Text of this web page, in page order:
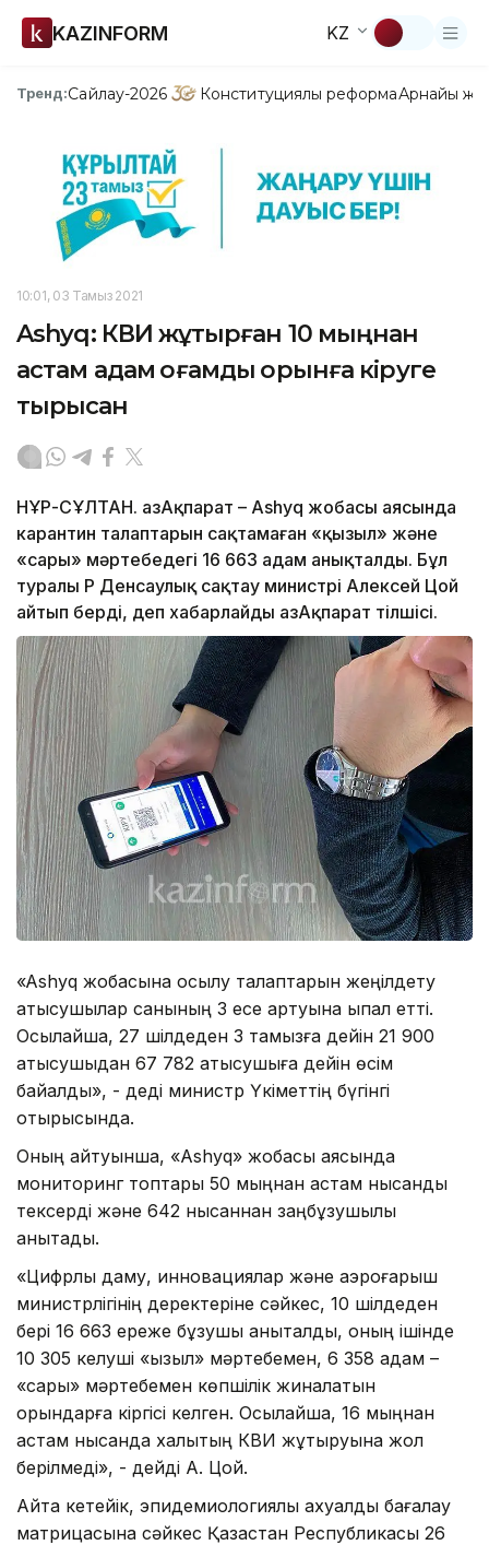
KAZINFORM KZ
Тренд:Сайлау-2026 Конституциялық реформаАрнайы
10:01, 03 Тамыз 2021
Ashyq: КВИ жұқтырған 10 мыңнан
астам адам қоғамдық орынға кіруге
тырысқан
НҰР-СҰЛТАН. ҚазАқпарат – Ashyq жобасы аясында
карантин талаптарын сақтамаған «қызыл» және
«сары» мәртебедегі 16 663 адам анықталды. Бұл
туралы ҚР Денсаулық сақтау министрі Алексей Цой
айтып берді, деп хабарлайды ҚазАқпарат тілшісі.
«Ashyq жобасына қосылу талаптарын жеңілдету
қатысушылар санының 3 есе артуына ықпал етті.
Осылайша, 27 шілдеден 3 тамызға дейін 21 900
қатысушыдан 67 782 қатысушыға дейін өсім
байқалды», - деді министр Үкіметтің бүгінгі
отырысында.
Оның айтуынша, «Ashyq» жобасы аясында
мониторинг топтары 50 мыңнан астам нысанды
тексерді және 642 нысаннан заңбұзушылық
анықтады.
«Цифрлық даму, инновациялар және аэроғарыш
министрлігінің деректеріне сәйкес, 10 шілдеден
бері 16 663 ереже бұзушы анықталды, оның ішінде
10 305 келуші «қызыл» мәртебемен, 6 358 адам –
«сары» мәртебемен көпшілік жиналатын
орындарға кіргісі келген. Осылайша, 16 мыңнан
астам нысанда халықтың КВИ жұқтыруына жол
берілмеді», - дейді А. Цой.
Айта кетейік, эпидемиологиялық ахуалды бағалау
матрицасына сәйкес Қазақстан Республикасы 26